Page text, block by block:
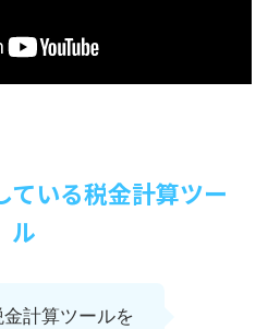
ている税金計算ツー
ル
計算ツールを